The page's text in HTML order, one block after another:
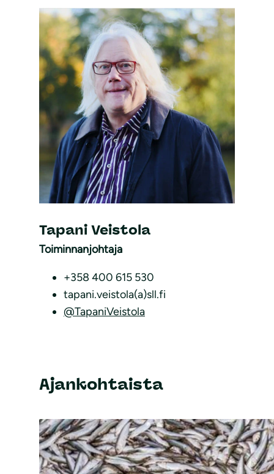
Toiminnanjohtaja
Tapani Veistola
+358 400 615 530
tapani.veistola(a)sll.fi
@TapaniVeistola
Ajankohtaista